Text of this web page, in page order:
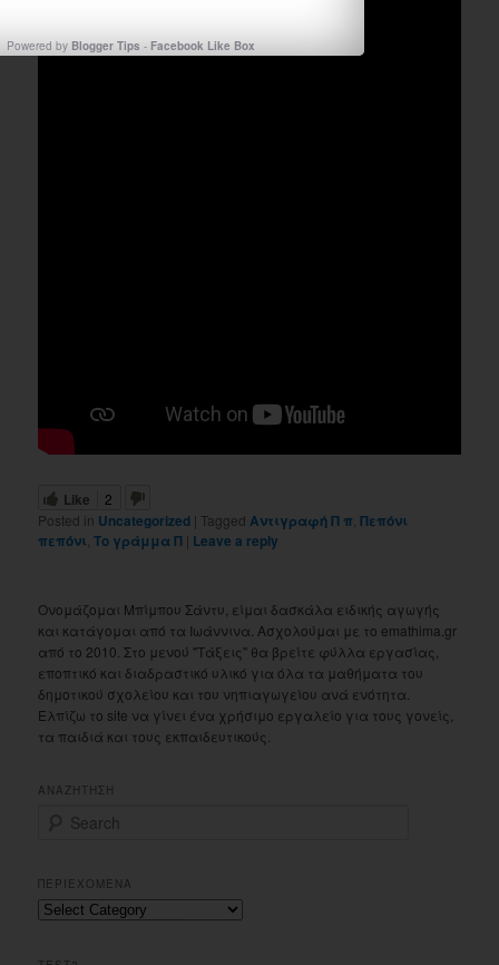
Like
2
Posted in Uncategorized | Tagged Αντιγραφή Π π ,Πεπόνι
πεπόνι ,Το γράμμα Π | Leave a reply
Ονομάζομαι Μπίμπου Σάντυ, είμαι δασκάλα ειδικής αγωγής
και κατάγομαι από τα Ιωάννινα. Ασχολούμαι με το emathima.gr
από το 2010. Στο μενού "Τάξεις" θα βρείτε φύλλα εργασίας,
εποπτικό και διαδραστικό υλικό για όλα τα μαθήματα του
δημοτικού σχολείου και του νηπιαγωγείου ανά ενότητα.
Ελπίζω το site να γίνει ένα χρήσιμο εργαλείο για τους γονείς,
τα παιδιά και τους εκπαιδευτικούς.
ΑΝΑΖΗΤΗΣΗ
r
c
h
ΠΕΡΙΕΧΟΜΕΝΑ
Περιεχομενα
Powered by Blogger Tips - Facebook Like Box